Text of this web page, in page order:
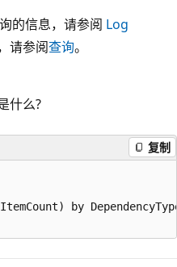
的信息，请参阅 Log
请参阅查询。
什么?
复制
by